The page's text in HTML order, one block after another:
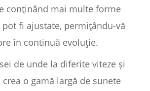
conținând mai multe forme
pot fi ajustate, permițându-vă
în continuă evoluție.
de unde la diferite viteze și
o gamă largă de sunete